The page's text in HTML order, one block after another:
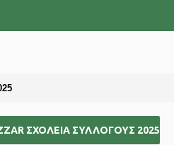
ΣΧΟΛΕΊΑ ΣΥΛΛΌΓΟΥΣ 2025